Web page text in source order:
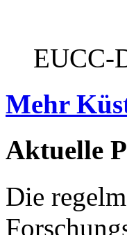
EUCC-
Mehr
Aktuelle
Die